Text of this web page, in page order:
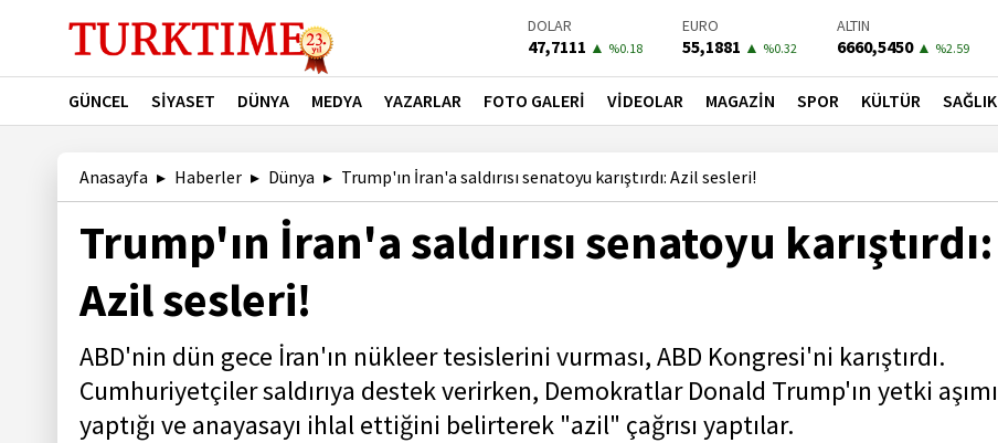
BIST-100
13779,39▼ %-0.14
PETROL
81,4900 ▼ %-1.56
BONO
41,3000▼ %-0.55
GÜNCEL SİYASET DÜNYA MEDYA YAZARLAR FOTO GALERİ VİDEOLAR MAGAZİN SPOR KÜLTÜR SAĞLIK
Anasayfa Haberler Dünya Trump'ın İran'a saldırısı senatoyu karıştırdı: Azil sesleri!
Trump'ın İran'a saldırısı senatoyu karıştırdı:
Azil sesleri!
ABD'nin dün gece İran'ın nükleer tesislerini vurması, ABD Kongresi'ni karıştırdı.
Cumhuriyetçiler saldırıya destek verirken, Demokratlar Donald Trump'ın yetki aşımı
yaptığı ve anayasayı ihlal ettiğini belirterek "azil" çağrısı yaptılar.